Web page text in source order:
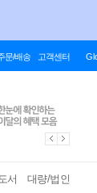
문/배송 고객센터
서 대량/법인